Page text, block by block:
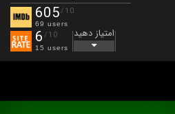
605/10
69 users
6 /10
15 users
امتیاز دهید